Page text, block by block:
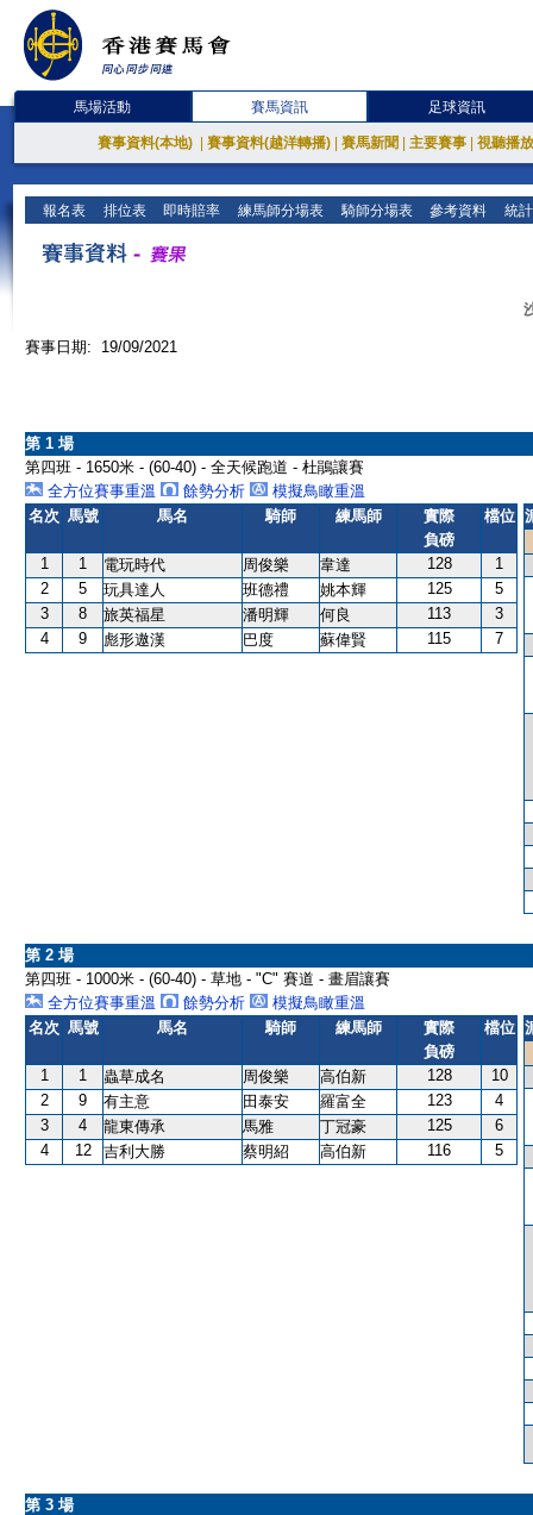
馬場活動 賽馬資訊 足球資訊
賽事資料(本地) 賽事資料(越洋轉播) 賽馬新聞 主要賽事 視聽播
報名表 排位表 即時賠率 練馬師分場表 騎師分場表 參考資料 統
賽事日期: 19/09/2021
第 1 場
第四班 - 1650米 - (60-40) - 全天候跑道 - 杜鵑讓賽
全方位賽事重溫
餘勢分析
模擬鳥瞰重溫
名次 馬號 馬名 騎師 練馬師
實際
負磅
檔位
1 1 電玩時代 周俊樂 韋達 128
1
2
5 玩具達人 班德禮 姚本輝 125
5
3
8 旅英福星 潘明輝 何良 113
3
4
9 彪形遨漢 巴度 蘇偉賢 115 7
第 2 場
第四班 - 1000米 - (60-40) - 草地 - "C" 賽道 - 畫眉讓賽
全方位賽事重溫
餘勢分析
模擬鳥瞰重溫
名次 馬號 馬名 騎師 練馬師
實際
負磅
檔位
1 1 蟲草成名 周俊樂 高伯新 128
10
2
9 有主意 田泰安 羅富全 123
4
3
4 龍東傳承 馬雅 丁冠豪 125
6
4
12 吉利大勝 蔡明紹 高伯新 116 5
第 3 場